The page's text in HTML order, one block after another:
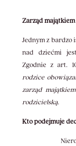
Zarząd
Jednym z bardzo
nad dziećmi
Zgodnie z art.
rodzice
zarząd
rodzicielską.
Kto podejmuje